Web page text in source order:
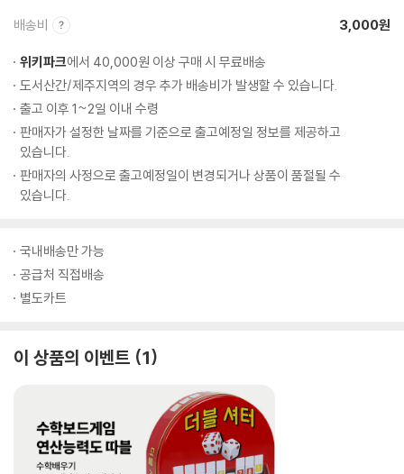
배송비 3,000원
위키파크에서 40,000원 이상 구매 시 무료배송
도서산간/제주지역의 경우 추가 배송비가 발생할 수 있습니다.
출고 이후 1~2일 이내 수령
판매자가 설정한 날짜를 기준으로 출고예정일 정보를 제공하고
있습니다.
판매자의 사정으로 출고예정일이 변경되거나 상품이 품절될 수
있습니다.
국내배송만 가능
공급처 직접배송
별도카트
이 상품의 이벤트 1